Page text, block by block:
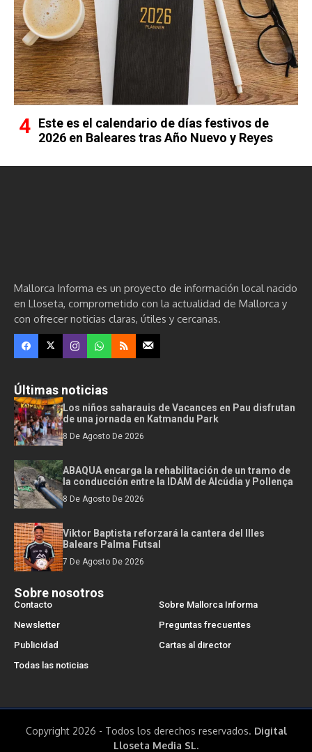
Este es el calendario de días festivos de
2026 en Baleares tras Año Nuevo y Reyes
Mallorca Informa es un proyecto de información local nacido
en Lloseta, comprometido con la actualidad de Mallorca y
con ofrecer noticias claras, útiles y cercanas.
Últimas noticias
Los niños saharauis de Vacances en Pau disfrutan
de una jornada en Katmandu Park
8 De Agosto De 2026
ABAQUA encarga la rehabilitación de un tramo de
la conducción entre la IDAM de Alcúdia y Pollença
8 De Agosto De 2026
Viktor Baptista reforzará la cantera del Illes
Balears Palma Futsal
7 De Agosto De 2026
Sobre nosotros
Contacto
Sobre Mallorca Informa
Newsletter
Preguntas frecuentes
Publicidad
Cartas al director
Todas las noticias
Copyright 2026 - Todos los derechos reservados. Digital
Lloseta Media SL.